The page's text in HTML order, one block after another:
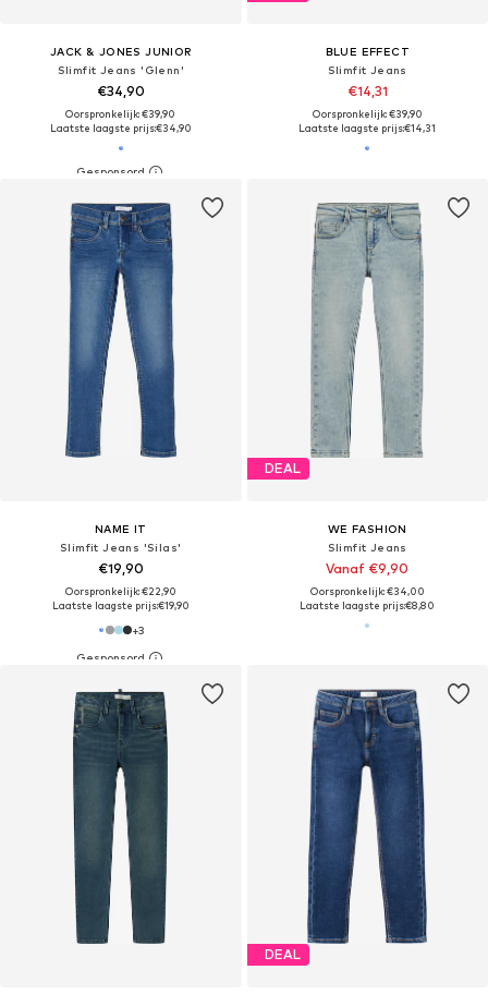
JACK & JONES JUNIOR
Slimfit Jeans 'Glenn'
€34,90
Oorspronkelijk: €39,90
Laatste laagste prijs:€34,90
BLUE EFFECT
Slimfit Jeans
€14,31
Oorspronkelijk: €39,90
Laatste laagste prijs:€14,31
NAME IT
Slimfit Jeans 'Silas'
€19,90
Oorspronkelijk: €22,90
Laatste laagste prijs:€19,90
+3
DEAL
WE FASHION
Slimfit Jeans
Vanaf €9,90
Oorspronkelijk: €34,00
Laatste laagste prijs:€8,80
DEAL